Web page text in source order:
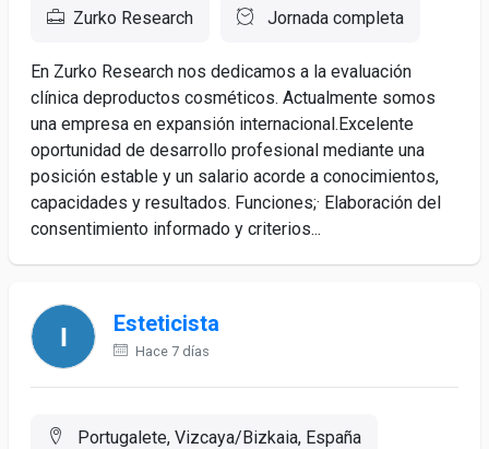
Zurko Research Jornada completa
En Zurko Research nos dedicamos a la evaluación
clínica deproductos cosméticos. Actualmente somos
una empresa en expansión internacional.Excelente
oportunidad de desarrollo profesional mediante una
posición estable y un salario acorde a conocimientos,
capacidades y resultados. Funciones;· Elaboración del
consentimiento informado y criterios...
Esteticista
Hace 7 días
Portugalete, Vizcaya/Bizkaia, España